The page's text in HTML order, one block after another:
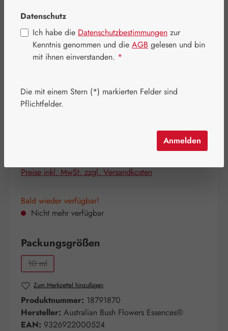
Preise inkl. MwSt. zzgl. Versandkosten
Bald wieder verfügbar!
Nicht mehr verfügbar
Packungsgrößen
10 ml
(Diese Option ist zurzeit nicht verfügbar.)
Zum Merkzettel hinzufügen
Produktnummer: 18791870
Hersteller: Australian Bush Flowers Essences®
EAN: 9326922000524
Datenschutz
Ich habe die Datenschutzbestimmungen zur
Kenntnis genommen und die AGB gelesen und bin
mit ihnen einverstanden. *
Die mit einem Stern (*) markierten Felder sind
Pflichtfelder.
Anmelden